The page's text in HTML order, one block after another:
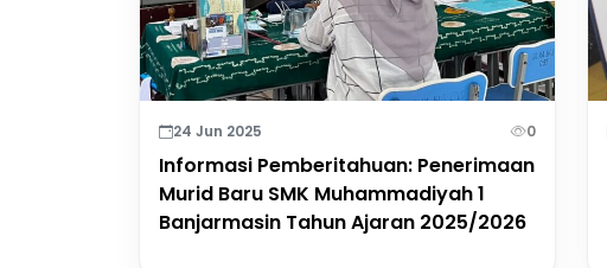
24 Jun 2025 0
Informasi Pemberitahuan: Penerimaan
Murid Baru SMK Muhammadiyah 1
Banjarmasin Tahun Ajaran 2025/2026